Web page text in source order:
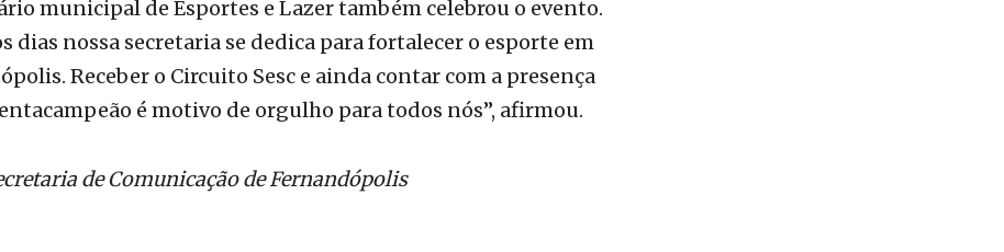
municipal de Esportes e Lazer também celebrou o evento.
dias nossa secretaria se dedica para fortalecer o esporte em
Receber o Circuito Sesc e ainda contar com a presença
é motivo de orgulho para todos nós”, afirmou.
de Comunicação de Fernandópolis